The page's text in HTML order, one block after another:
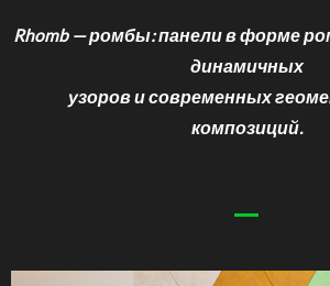
Rhomb — ромбы: панели в форме
динамичных
узоров и современных
композиций.